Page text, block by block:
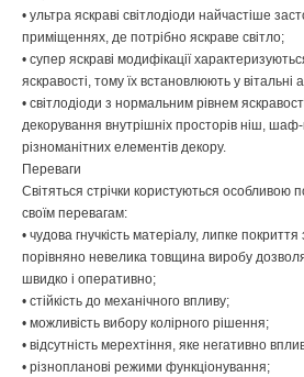
• ультра яскраві світлодіоди найчастіше
приміщеннях, де потрібно яскраве світло;
• супер яскраві модифікації
яскравості, тому їх встановлюють у вітальні
• світлодіоди з нормальним рівнем
декорування внутрішніх просторів ніш,
різноманітних елементів декору.
Переваги
Світяться стрічки користуються особливою
своїм перевагам:
• чудова гнучкість матеріалу, липке покриття
порівняно невелика товщина виробу
швидко і оперативно;
• стійкість до механічного впливу;
• можливість вибору колірного рішення;
• відсутність мерехтіння, яке негативно
• різнопланові режими функціонування;